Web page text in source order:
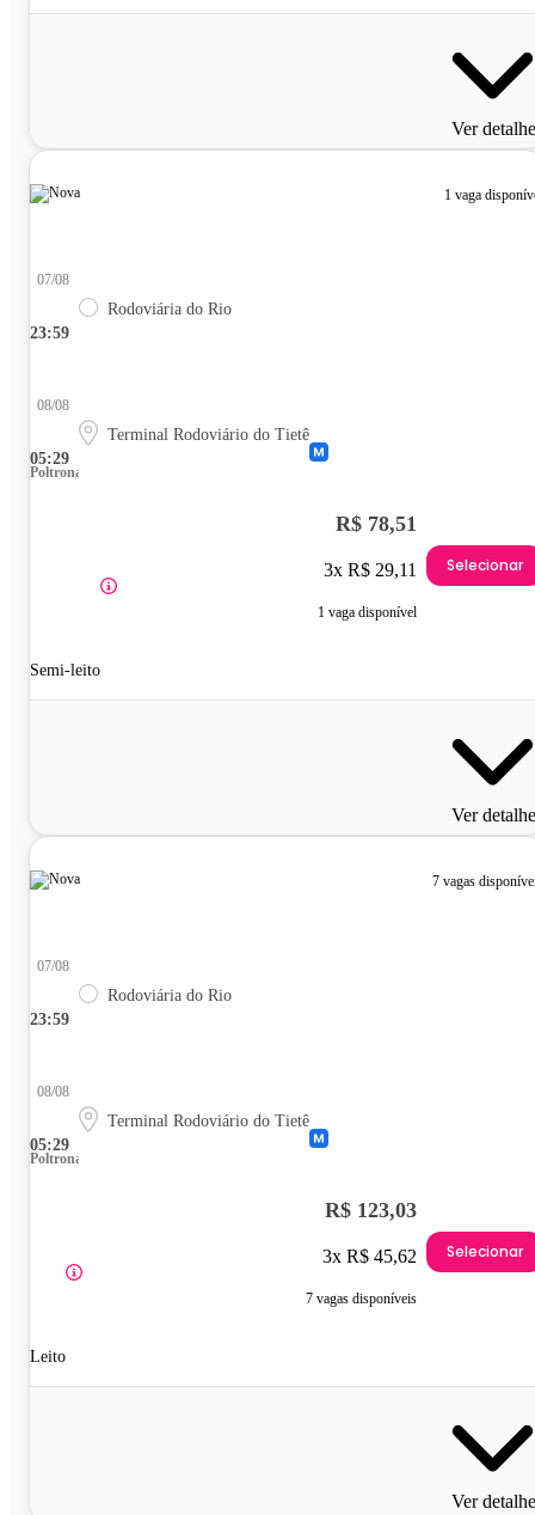
Ver
1 vaga
23:59
07/08
Rodoviária do Rio
05:29
08/08
Terminal Rodoviário do Tietê
Poltrona
Semi-leito
R$ 78,51
3x R$ 29,11
1 vaga disponível
Selecionar
Ver
7 vagas
23:59
07/08
Rodoviária do Rio
05:29
08/08
Terminal Rodoviário do Tietê
Poltrona
Leito
R$ 123,03
3x R$ 45,62
7 vagas disponíveis
Selecionar
Ver